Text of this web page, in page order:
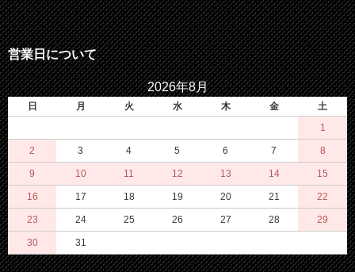
営業日について
2026年8月
日 月 火 水 木 金
土
1
2 3 4 5 6 7 8
9 10 11 12 13 14 15
16 17 18 19 20 21 22
23 24 25 26 27 28 29
30 31